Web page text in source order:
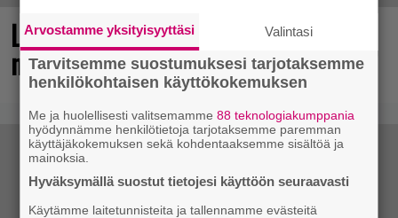
Loistopeli Steamistä maksutta –
mutta pidä kiirettä lataamisen kanssa
Arvostamme yksityisyyttäsi Valintasi
Tarvitsemme suostumuksesi tarjotaksemme
henkilökohtaisen käyttökokemuksen
Me ja huolellisesti valitsemamme88 teknologiakumppania
hyödynnämme henkilötietoja tarjotaksemme paremman
käyttäjäkokemuksen sekä kohdentaaksemme sisältöä ja
mainoksia.
Hyväksymällä suostut tietojesi käyttöön seuraavasti
Käytämme laitetunnisteita ja tallennamme evästeitä